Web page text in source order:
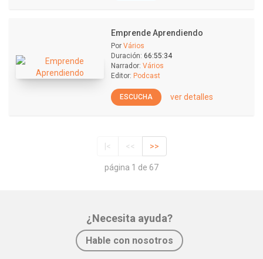
Emprende Aprendiendo
Por Vários
Duración: 66:55:34
Narrador: Vários
Editor: Podcast
ESCUCHA ver detalles
|< << >>
página 1 de 67
¿Necesita ayuda?
Hable con nosotros